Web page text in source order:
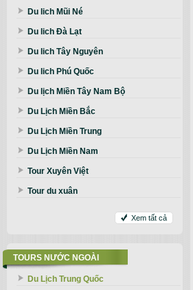
Du lich Mũi Né
Du lich Đà Lạt
Du lich Tây Nguyên
Du lich Phú Quốc
Du lịch Miền Tây Nam Bộ
Du Lịch Miền Bắc
Du Lịch Miền Trung
Du Lịch Miền Nam
Tour Xuyên Việt
Tour du xuân
Xem tất cả
TOURS NƯỚC NGOÀI
Du Lịch Trung Quốc